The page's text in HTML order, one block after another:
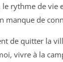
rythme de vie
manque de
de quitter la
vivre à la